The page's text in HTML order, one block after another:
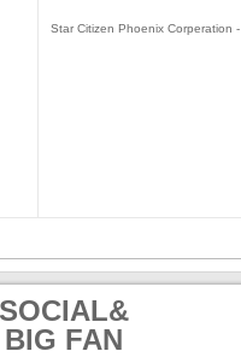
Star Citizen Phoenix Corperation -
FAN